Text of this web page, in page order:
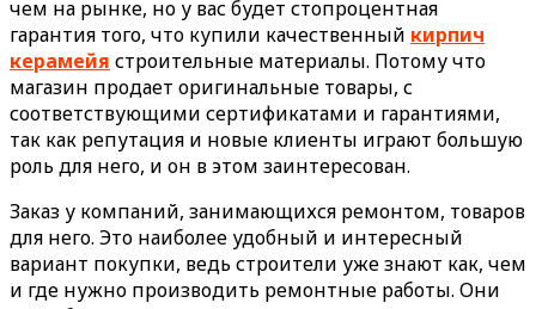
чем на рынке, но у вас будет стопроцентная
гарантия того, что купили качественный кирпич
керамейя строительные материалы. Потому что
магазин продает оригинальные товары, с
соответствующими сертификатами и гарантиями,
так как репутация и новые клиенты играют большую
роль для него, и он в этом заинтересован.
Заказ у компаний, занимающихся ремонтом, товаров
для него. Это наиболее удобный и интересный
вариант покупки, ведь строители уже знают как, чем
и где нужно производить ремонтные работы. Они